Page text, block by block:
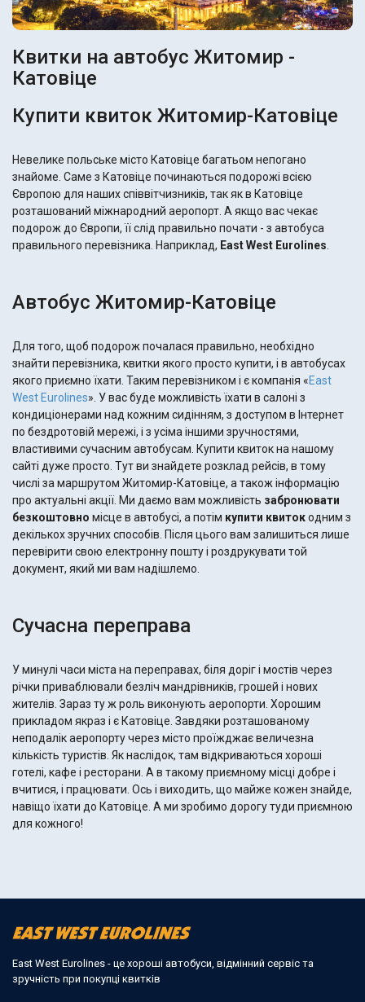
Квитки на автобус Житомир -
Катовіце
Купити квиток Житомир-Катовіце
Невелике польське місто Катовіце багатьом непогано
знайоме. Саме з Катовіце починаються подорожі всією
Європою для наших співвітчизників, так як в Катовіце
розташований міжнародний аеропорт. А якщо вас чекає
подорож до Європи, її слід правильно почати - з автобуса
правильного перевізника. Наприклад, East West Eurolines.
Автобус Житомир-Катовіце
Для того, щоб подорож почалася правильно, необхідно
знайти перевізника, квитки якого просто купити, і в автобусах
якого приємно їхати. Таким перевізником і є компанія «East
West Eurolines». У вас буде можливість їхати в салоні з
кондиціонерами над кожним сидінням, з доступом в Інтернет
по бездротовій мережі, і з усіма іншими зручностями,
властивими сучасним автобусам. Купити квиток на нашому
сайті дуже просто. Тут ви знайдете розклад рейсів, в тому
числі за маршрутом Житомир-Катовіце, а також інформацію
про актуальні акції. Ми даємо вам можливість забронювати
безкоштовно місце в автобусі, а потім купити квитокодним з
декількох зручних способів. Після цього вам залишиться лише
перевірити свою електронну пошту і роздрукувати той
документ, який ми вам надішлемо.
Сучасна переправа
У минулі часи міста на переправах, біля доріг і мостів через
річки приваблювали безліч мандрівників, грошей і нових
жителів. Зараз ту ж роль виконують аеропорти. Хорошим
прикладом якраз і є Катовіце. Завдяки розташованому
неподалік аеропорту через місто проїжджає величезна
кількість туристів. Як наслідок, там відкриваються хороші
готелі, кафе і ресторани. А в такому приємному місці добре і
вчитися, і працювати. Ось і виходить, що майже кожен знайде,
навіщо їхати до Катовіце. А ми зробимо дорогу туди приємною
для кожного!
East West Eurolines - це хороші автобуси, відмінний сервіс та
зручність при покупці квитків